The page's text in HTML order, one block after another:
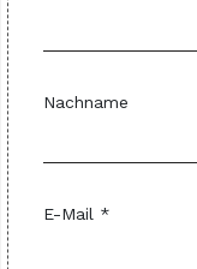
Nachname
E-Mail *